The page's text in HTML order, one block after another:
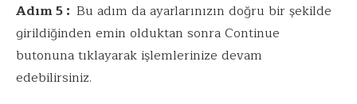
Adım 5 : Bu adım da ayarlarınızın doğru bir şekilde
girildiğinden emin olduktan sonra Continue
butonuna tıklayarak işlemlerinize devam
edebilirsiniz.